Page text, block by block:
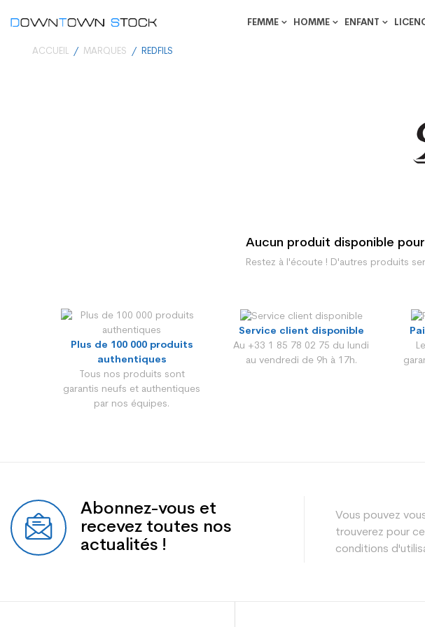
FEMME HOMME ENFANT
ACCUEIL MARQUES REDFILS
Aucun produit disponible
Restez à l'écoute ! D'autres produits
Plus de 100 000 produits
authentiques
Tous nos produits sont
garantis neufs et authentiques
par nos équipes.
Service client disponible
Au +33 1 85 78 02 75 du lundi
au vendredi de 9h à 17h.
Abonnez-vous et
recevez toutes nos
actualités !
Vous pouvez
trouverez pour
conditions